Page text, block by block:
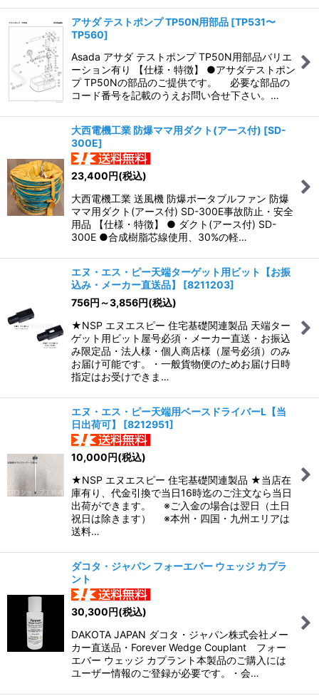
アサダ テストポンプ TP50N用部品 [TP531〜
TP560]
Asada アサダ テストポンプ TP50N用部品バリエ
ーション有り 【仕様・特徴】 ●アサダテストポン
プ TP50Nの部品のご提供です。 必要な部品の
コード番号を記載のうえお問い合せ下さい。…
大西電機工業 防爆ママ用ダクト(アース付) [SD-
300E]
23,400円(税込)
大西電機工業 送風機 防爆ポータブルファン 防爆
ママ用ダクト(アース付) SD-300E事故防止・安全
用品 【仕様・特徴】 ● ダクト(アース付) SD-
300E ●合成樹脂芯線使用、30%の軽…
エヌ・エス・ピー天端ターゲット用ビット【お振
込み・メーカー直送品】
[8211203]
756円 ～3,856円(税込)
★NSP エヌエスピー 住宅基礎関連製品 天端ター
ゲット用ビット屋号必須・メーカー直送・お振込
み限定品・法人様・個人商店様（屋号必須）のみ
お届け可能です。・一般貨物便のためお届け日時
指定はお受けできま…
エヌ・エス・ピー天端用ベースドライバーL【当
日出荷可】
[8212951]
10,000円(税込)
★NSP エヌエスピー 住宅基礎関連製品 ★当店在
庫有り、代金引換で当日16時迄のご注文なら当日
出荷ができます。 ※ご入金の場合は翌日（土日
祝日は除きます） ※本州・四国・九州エリアは
送料…
ダコタ・ジャパン フォーエバー ウェッジ カプラ
ント
30,300円(税込)
DAKOTA JAPAN ダコタ・ジャパン株式会社メー
カー直送品・Forever Wedge Couplant フォー
エバー ウェッジ カプラント本製品のご購入には
ユーザー情報のご登録が必要です。・会…